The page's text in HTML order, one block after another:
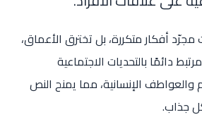
أفكار متكررة، بل تخترق الأعماق،
دائمًا بالتحديات الاجتماعية
والعواطف الإنسانية، مما يمنح النص
جذاب.